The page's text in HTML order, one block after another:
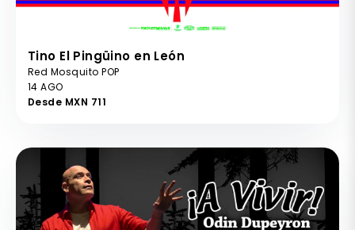
Tino El Pingüino en León
Red Mosquito POP
14 AGO
Desde MXN 711